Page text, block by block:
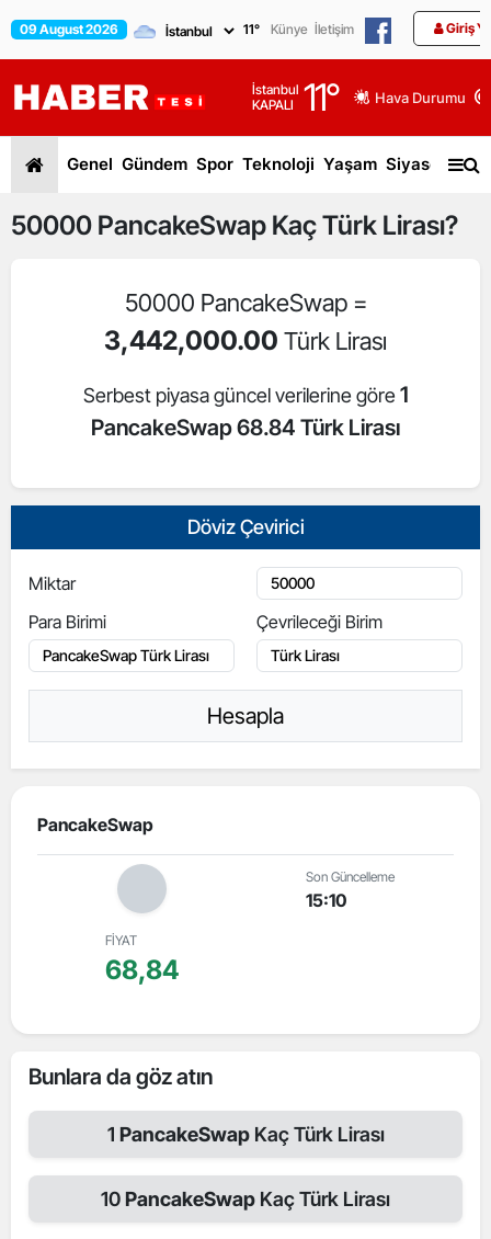
09 August 2026 11° Künye İletişim Giriş
İstanbul
KAPALI
11° Hava Durumu
Genel Gündem Spor Teknoloji Yaşam Siyaset
50000 PancakeSwap Kaç Türk Lirası?
50000 PancakeSwap =
3,442,000.00 Türk Lirası
Serbest piyasa güncel verilerine göre 1
PancakeSwap 68.84 Türk Lirası
Döviz Çevirici
Miktar
Para Birimi
Çevrileceği Birim
Hesapla
PancakeSwap
Son Güncelleme
15:10
FİYAT
68,84
Bunlara da göz atın
1 PancakeSwap Kaç Türk Lirası
10PancakeSwap Kaç Türk Lirası